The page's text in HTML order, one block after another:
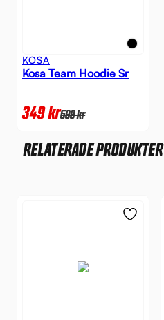
KOSA
Kosa Team Hoodie Sr
349kr599kr
RELATERADE PRODUKTER